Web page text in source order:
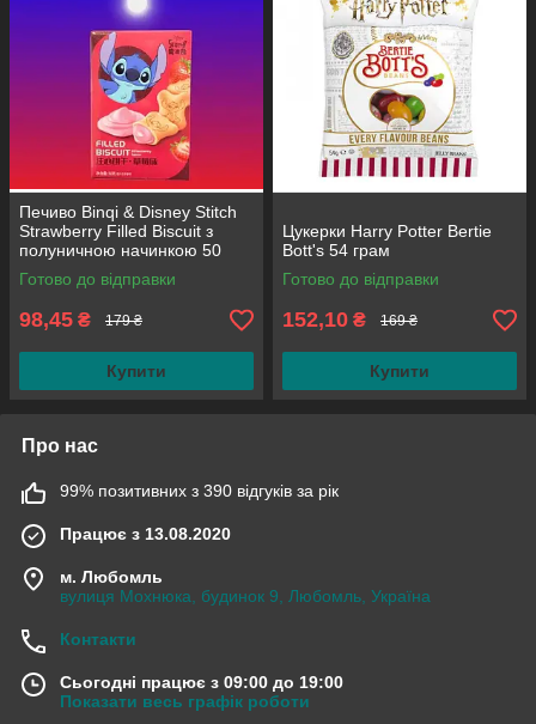
Печиво Binqi & Disney Stitch
Strawberry Filled Biscuit з
полуничною начинкою 50
грам
Готово до відправки
98,45 ₴ 179 ₴
Купити
Цукерки Harry Potter Bertie
Bott's 54 грам
Готово до відправки
152,10 ₴ 169 ₴
Купити
Про нас
99% позитивних з 390 відгуків за рік
Працює з 13.08.2020
м. Любомль
вулиця Мохнюка, будинок 9, Любомль, Україна
Контакти
Сьогодні працює з 09:00 до 19:00
Показати весь графік роботи